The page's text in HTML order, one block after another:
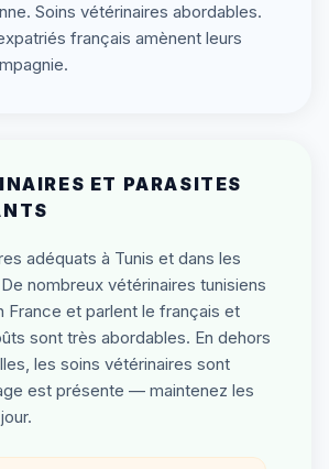
Soins vétérinaires abordables.
français amènent leurs
ET PARASITES
adéquats à Tunis et dans les
nombreux vétérinaires tunisiens
France et parlent le français et
sont très abordables. En dehors
les soins vétérinaires sont
est présente — maintenez les